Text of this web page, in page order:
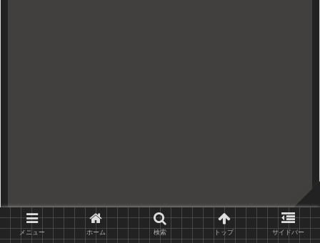
メニュー ホーム 検索 トップ サイドバー